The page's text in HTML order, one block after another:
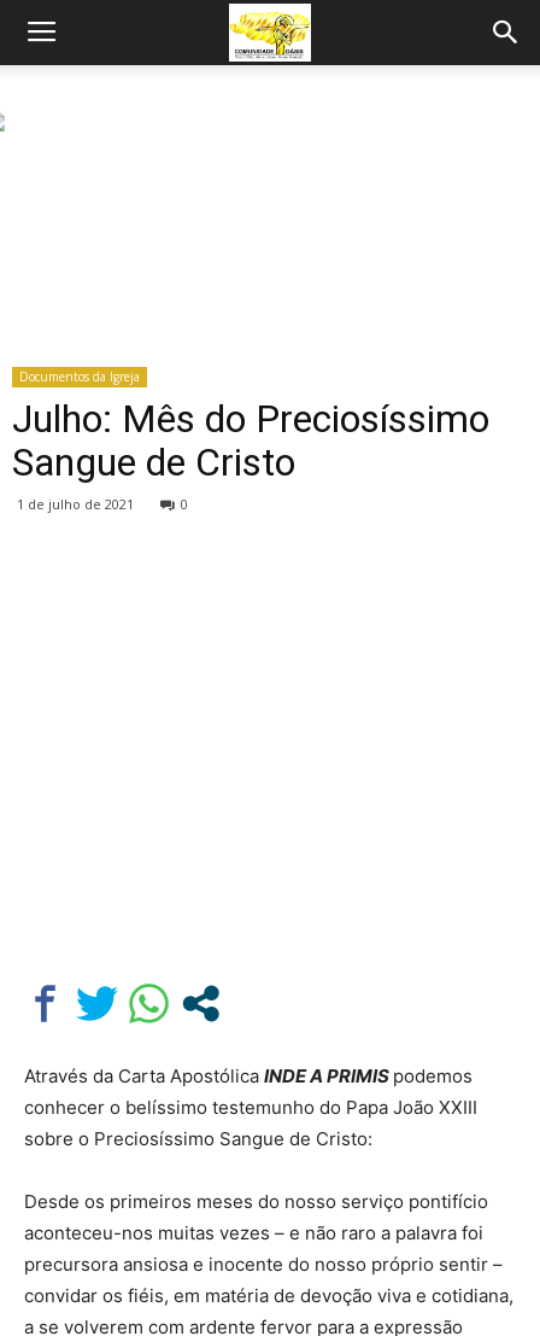
Documentos da Igreja
Julho: Mês do Preciosíssimo
Sangue de Cristo
1 de julho de 2021 0
Através da Carta Apostólica INDE A PRIMIS podemos
conhecer o belíssimo testemunho do Papa João XXIII
sobre o Preciosíssimo Sangue de Cristo:
Desde os primeiros meses do nosso serviço pontifício
aconteceu-nos muitas vezes – e não raro a palavra foi
precursora ansiosa e inocente do nosso próprio sentir –
convidar os fiéis, em matéria de devoção viva e cotidiana,
a se volverem com ardente fervor para a expressão